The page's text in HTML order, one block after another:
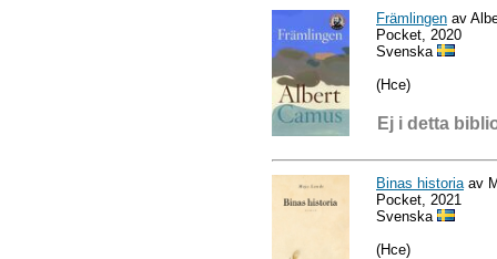
Främlingen av
Pocket, 2020
Svenska
(Hce)
Ej i detta
Binas historia av
Pocket, 2021
Svenska
(Hce)